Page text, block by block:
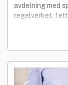
avdelning med
regelverket. I